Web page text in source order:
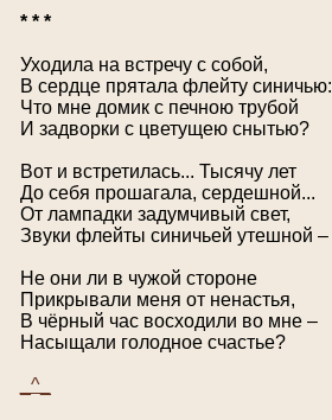
* * *
Уходила на встречу с собой,
В сердце прятала флейту синичью:
Что мне домик с печною трубой
И задворки с цветущею снытью?
Вот и встретилась... Тысячу лет
До себя прошагала, сердешной...
От лампадки задумчивый свет,
Звуки флейты синичьей утешной –
Не они ли в чужой стороне
Прикрывали меня от ненастья,
В чёрный час восходили во мне –
Насыщали голодное счастье?
_^_